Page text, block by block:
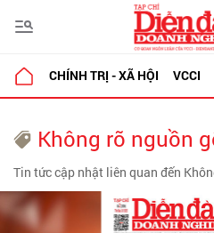
CHÍNH TRỊ - XÃ HỘI VCCI
Không rõ nguồn
Tin tức cập nhật liên quan đến